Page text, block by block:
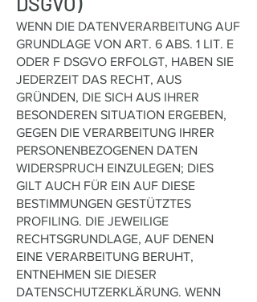
WENN DIE DATENVERARBEITUNG AUF
GRUNDLAGE VON ART. 6 ABS. 1 LIT. E
ODER F DSGVO ERFOLGT, HABEN SIE
JEDERZEIT DAS RECHT, AUS
GRÜNDEN, DIE SICH AUS IHRER
BESONDEREN SITUATION ERGEBEN,
GEGEN DIE VERARBEITUNG IHRER
PERSONENBEZOGENEN DATEN
WIDERSPRUCH EINZULEGEN; DIES
GILT AUCH FÜR EIN AUF DIESE
BESTIMMUNGEN GESTÜTZTES
PROFILING. DIE JEWEILIGE
RECHTSGRUNDLAGE, AUF DENEN
EINE VERARBEITUNG BERUHT,
ENTNEHMEN SIE DIESER
DATENSCHUTZERKLÄRUNG. WENN